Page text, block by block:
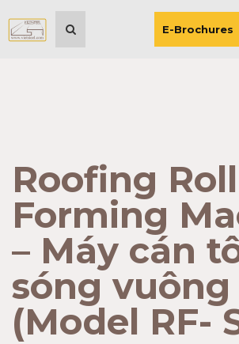
E-Brochures
Roofing Roll
Forming
– Máy cán
sóng vuông
(Model RF-